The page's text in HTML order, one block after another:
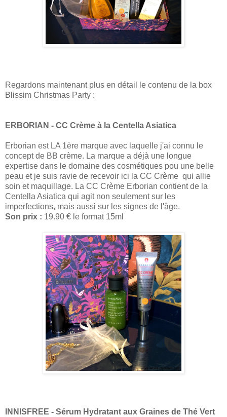
Regardons maintenant plus en détail le contenu de la box
Blissim Christmas Party :
ERBORIAN - CC Crème à la Centella Asiatica
Erborian est LA 1ère marque avec laquelle j'ai connu le
concept de BB crème. La marque a déjà une longue
expertise dans le domaine des cosmétiques pou une belle
peau et je suis ravie de recevoir ici la CC Crème qui allie
soin et maquillage. La CC Crème Erborian contient de la
Centella Asiatica qui agit non seulement sur les
imperfections, mais aussi sur les signes de l'âge.
Son prix : 19.90 € le format 15ml
INNISFREE - Sérum Hydratant aux Graines de Thé Vert